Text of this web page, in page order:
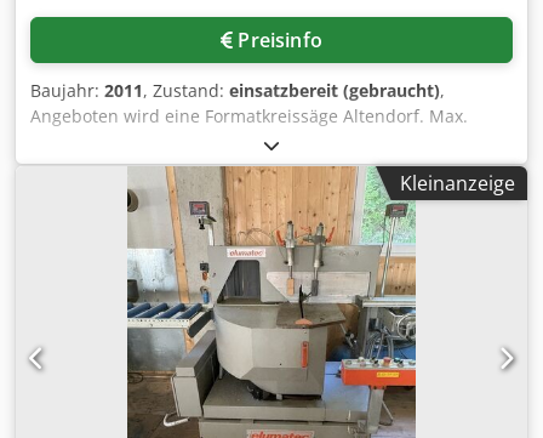
Preisinfo
Baujahr: 2011, Zustand: einsatzbereit (gebraucht),
Angeboten wird eine Formatkreissäge Altendorf. Max.
Sägeblattdurchmesser: 400mm, max. Schnitthöhe bei 90°:
125mm, max. Schnitthöhe bei 45°: 87mm, Schnittbreite:
1000mm, Doppelrollwagen-Länge: 3000mm,
Sägewellendrehzahlen: 3000/4000/5000U/min, unterer
Absauganschluss: 120mm, oberer Absauganschluss:
80mm, zentraler Absauganschluss: 140mm, Spaltkeil-
Führungsschlitzbreite: 13mm. Gewicht: ca. 1100kg.
Besichtigung nach Absprache möglich. Codpfx Aaszl En
Ijmorf
Kleinanzeige